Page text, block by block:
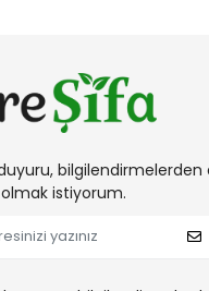
istiyorum.